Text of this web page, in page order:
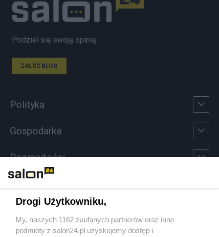
Podziel się swoją opinią
ZAŁÓŻ BLOG
Polityka
Gospodarka
Rozmaitości
Sport
Drogi Użytkowniku,
My, naszych 1162 zaufanych partnerów oraz inne
podmioty z salon24.pl uzyskujemy dostęp i